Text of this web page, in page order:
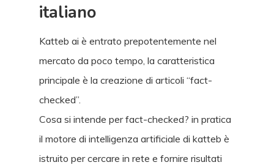
italiano
Katteb ai è entrato prepotentemente nel
mercato da poco tempo, la caratteristica
principale è la creazione di articoli “fact-
checked”.
Cosa si intende per fact-checked? in pratica
il motore di intelligenza artificiale di katteb è
istruito per cercare in rete e fornire risultati